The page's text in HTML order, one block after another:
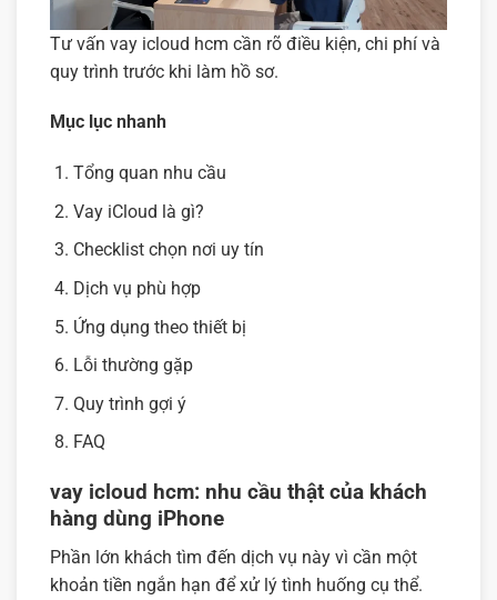
Tư vấn vay icloud hcm cần rõ điều kiện, chi phí và
quy trình trước khi làm hồ sơ.
Mục lục nhanh
Tổng quan nhu cầu
Vay iCloud là gì?
Checklist chọn nơi uy tín
Dịch vụ phù hợp
Ứng dụng theo thiết bị
Lỗi thường gặp
Quy trình gợi ý
FAQ
vay icloud hcm: nhu cầu thật của khách
hàng dùng iPhone
Phần lớn khách tìm đến dịch vụ này vì cần một
khoản tiền ngắn hạn để xử lý tình huống cụ thể.